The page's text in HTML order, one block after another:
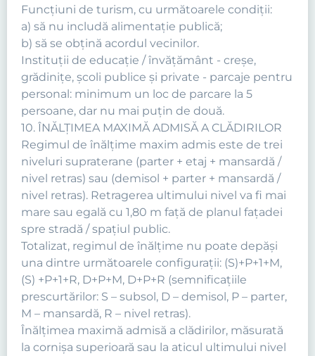
Funcţiuni de turism, cu următoarele condiţii:
a) să nu includă alimentaţie publică;
b) să se obţină acordul vecinilor.
Instituţii de educaţie / învăţământ - creşe,
grădiniţe, şcoli publice şi private - parcaje pentru
personal: minimum un loc de parcare la 5
persoane, dar nu mai puţin de două.
10. ÎNĂLŢIMEA MAXIMĂ ADMISĂ A CLĂDIRILOR
Regimul de înălţime maxim admis este de trei
niveluri supraterane (parter + etaj + mansardă /
nivel retras) sau (demisol + parter + mansardă /
nivel retras). Retragerea ultimului nivel va fi mai
mare sau egală cu 1,80 m faţă de planul faţadei
spre stradă / spaţiul public.
Totalizat, regimul de înălţime nu poate depăşi
una dintre următoarele configuraţii: (S)+P+1+M,
(S) +P+1+R, D+P+M, D+P+R (semnificaţiile
prescurtărilor: S – subsol, D – demisol, P – parter,
M – mansardă, R – nivel retras).
Înălţimea maximă admisă a clădirilor, măsurată
la cornişa superioară sau la aticul ultimului nivel